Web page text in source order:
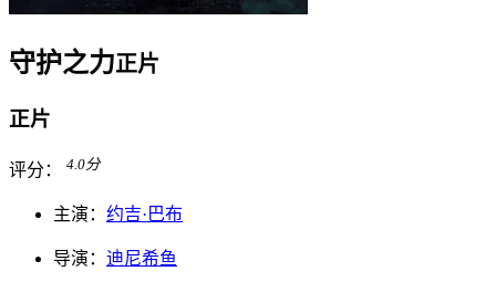
守护之力正片
正片
评分： 4.0分
主演： 约吉·巴布
导演： 迪尼希鱼